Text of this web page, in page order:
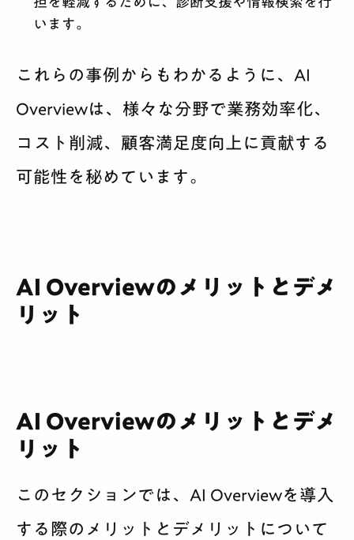
います。
これらの事例からもわかるように、AI
Overviewは、様々な分野で業務効率化、
コスト削減、顧客満足度向上に貢献する
可能性を秘めています。
AI Overviewのメリットとデメ
リット
AI Overviewのメリットとデメ
リット
このセクションでは、AI Overviewを導入
する際のメリットとデメリットについて